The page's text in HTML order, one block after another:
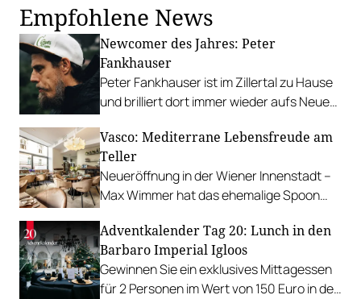
Empfohlene News
Newcomer des Jahres: Peter
Fankhauser
Peter Fankhauser ist im Zillertal zu Hause
und brilliert dort immer wieder aufs Neue
Wir gratulieren dem Spitzenkoch zur
Auszeichnung im Restaurantguide 2024.
Vasco: Mediterrane Lebensfreude am
Teller
Neueröffnung in der Wiener Innenstadt –
Max Wimmer hat das ehemalige Spoon
Adventkalender Tag 20: Lunch in den
Barbaro Imperial Igloos
Gewinnen Sie ein exklusives Mittagessen
für 2 Personen im Wert von 150 Euro in den